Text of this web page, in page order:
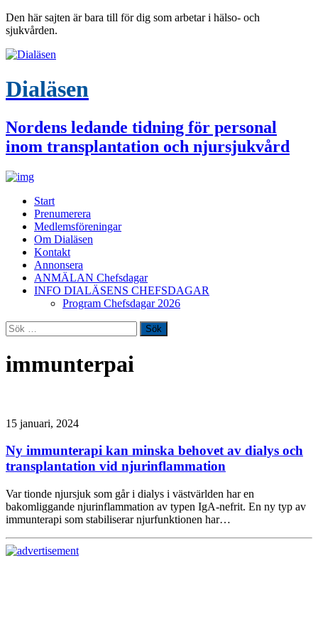
Den här sajten är bara till för dig som arbetar i hälso- och
sjukvården.
Dialäsen
Nordens ledande tidning för personal
inom transplantation och njursjukvård
Start
Prenumerera
Medlemsföreningar
Om Dialäsen
Kontakt
Annonsera
ANMÄLAN Chefsdagar
INFO DIALÄSENS CHEFSDAGAR
Program Chefsdagar 2026
Sök
efter:
immunterpai
15 januari, 2024
Ny immunterapi kan minska behovet av dialys och
transplantation vid njurinflammation
Var tionde njursjuk som går i dialys i västvärlden har en
bakomliggande njurinflammation av typen IgA-nefrit. En ny typ av
immunterapi som stabiliserar njurfunktionen har…